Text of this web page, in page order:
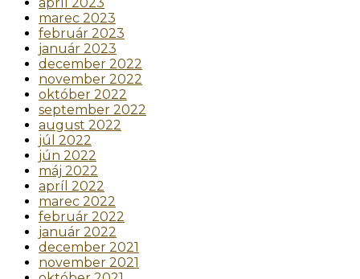
marec 2023
február 2023
január 2023
december 2022
november 2022
október 2022
september 2022
august 2022
júl 2022
jún 2022
máj 2022
apríl 2022
marec 2022
február 2022
január 2022
december 2021
november 2021